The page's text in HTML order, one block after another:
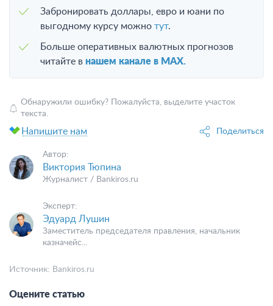
Забронировать доллары, евро и юани по
выгодному курсу можно тут.
Больше оперативных валютных прогнозов
читайте в нашем канале в MAX.
Обнаружили ошибку? Пожалуйста, выделите участок
текста.
Напишите нам Поделиться
Автор:
Виктория Тюпина
Журналист / Bankiros.ru
Эксперт:
Эдуард Лушин
Заместитель председателя правления, начальник
казначейс...
Источник: Bankiros.ru
Оцените статью